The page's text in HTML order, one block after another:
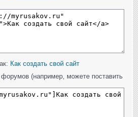
Как создать свой сайт
(например, можете поставить